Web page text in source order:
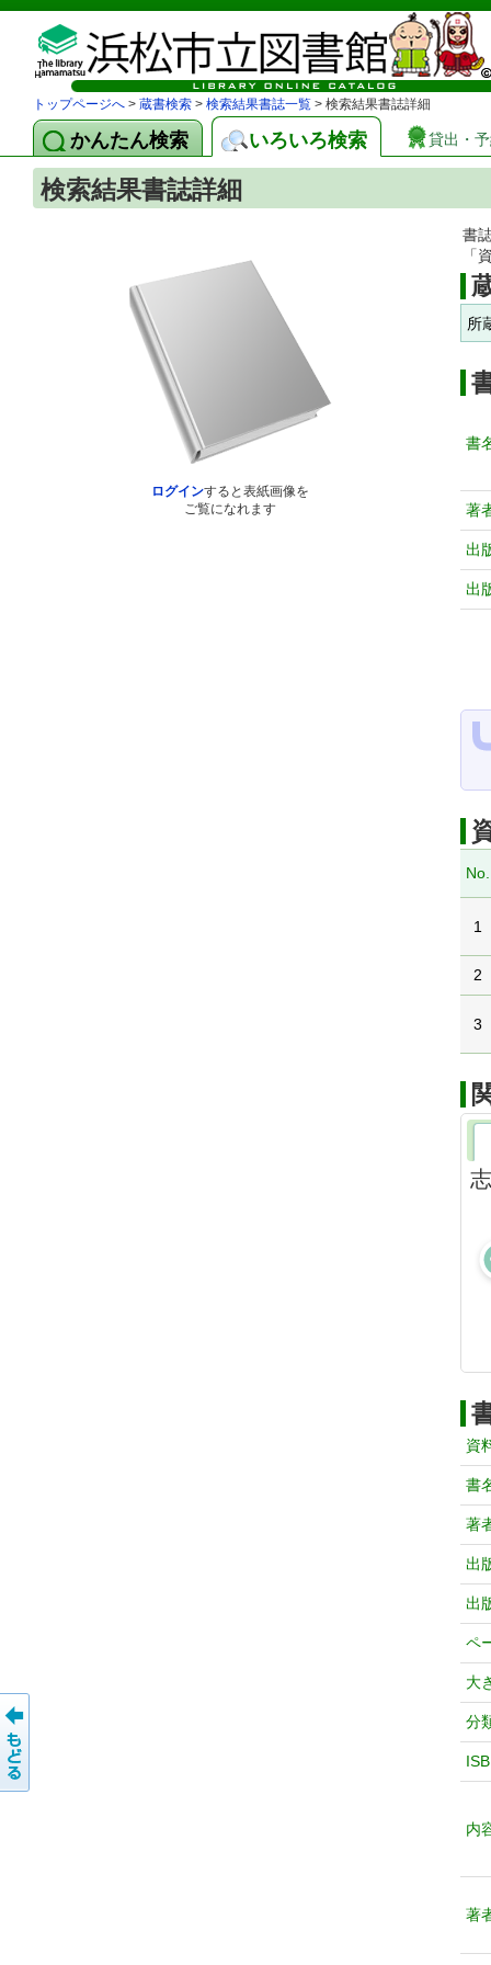
トップページへ > 蔵書検索 > 検索結果書誌一覧 > 検索結果書誌詳細
かんたん検索 いろいろ検索 貸出・
検索結果書誌詳細
ログインすると表紙画像を
ご覧になれます
書
「
所
書
著
出
出
No.
1
2
3
資
書
著
出
出
ペ
大
分
内
著